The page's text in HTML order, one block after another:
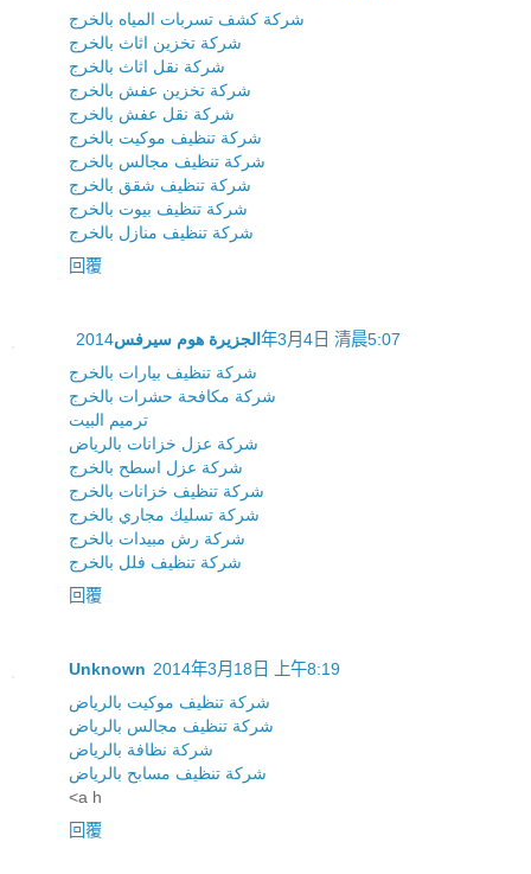
شركة كشف تسربات المياه بالخرج
شركة تخزين اثاث بالخرج
شركة نقل اثاث بالخرج
شركة تخزين عفش بالخرج
شركة نقل عفش بالخرج
شركة تنظيف موكيت بالخرج
شركة تنظيف مجالس بالخرج
شركة تنظيف شقق بالخرج
شركة تنظيف بيوت بالخرج
شركة تنظيف منازل بالخرج
回覆
الجزيرة هوم سيرفس 2014年3月4日 清晨5:07
شركة تنظيف بيارات بالخرج
شركة مكافحة حشرات بالخرج
ترميم البيت
شركة عزل خزانات بالرياض
شركة عزل اسطح بالخرج
شركة تنظيف خزانات بالخرج
شركة تسليك مجاري بالخرج
شركة رش مبيدات بالخرج
شركة تنظيف فلل بالخرج
回覆
Unknown 2014年3月18日 上午8:19
شركة تنظيف موكيت بالرياض
شركة تنظيف مجالس بالرياض
شركة نظافة بالرياض
شركة تنظيف مسابح بالرياض
<a h
回覆